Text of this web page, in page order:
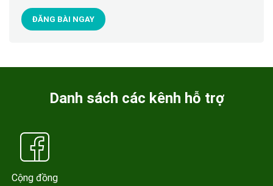
ĐĂNG BÀI NGAY
Danh sách các kênh hỗ trợ
Cộng đồng